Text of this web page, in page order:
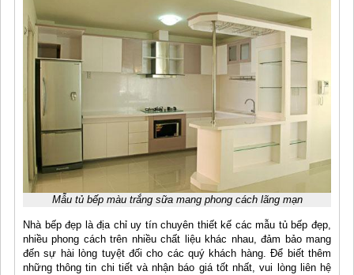
Mẫu tủ bếp màu trắng sữa mang phong cách lãng mạn
Nhà bếp đẹp là địa chỉ uy tín chuyên thiết kế các mẫu tủ bếp đẹp,
nhiều phong cách trên nhiều chất liệu khác nhau, đảm bảo mang
đến sự hài lòng tuyệt đối cho các quý khách hàng. Để biết thêm
những thông tin chi tiết và nhận báo giá tốt nhất, vui lòng liên hệ